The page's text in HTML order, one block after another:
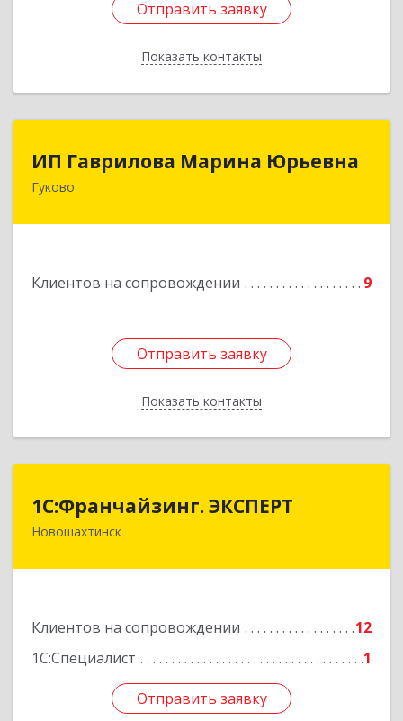
Отправить заявку
Показать контакты
Отправить заявку
Назад
ИП Гаврилова Марина Юрьевна
Гуково
Клиентов на сопровождении 9
Отправить заявку
Показать контакты
Отправить заявку
Назад
1С:Франчайзинг. ЭКСПЕРТ
Новошахтинск
Клиентов на сопровождении
12
1С:Специалист
1
Отправить заявку
1С:Франчайзинг. ЭКСПЕРТ
346901, Ростовская обл, Новошахтинск г,
Отправить заявку